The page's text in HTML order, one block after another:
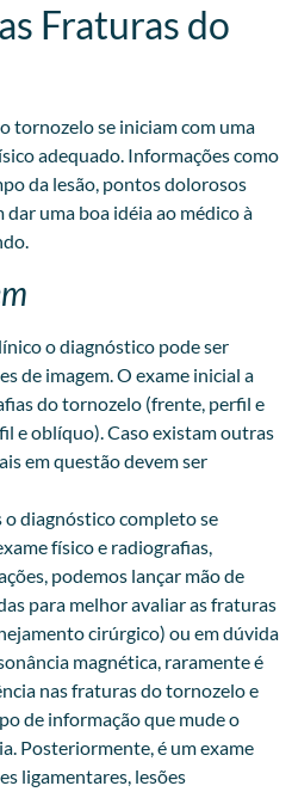
Fraturas do
tornozelo se iniciam com uma
adequado. Informações como
da lesão, pontos dolorosos
uma boa idéia ao médico à
o diagnóstico pode ser
de imagem. O exame inicial a
do tornozelo (frente, perfil e
e oblíquo). Caso existam outras
em questão devem ser
o diagnóstico completo se
físico e radiografias,
podemos lançar mão de
para melhor avaliar as fraturas
cirúrgico) ou em dúvida
magnética, raramente é
nas fraturas do tornozelo e
de informação que mude o
Posteriormente, é um exame
ligamentares, lesões